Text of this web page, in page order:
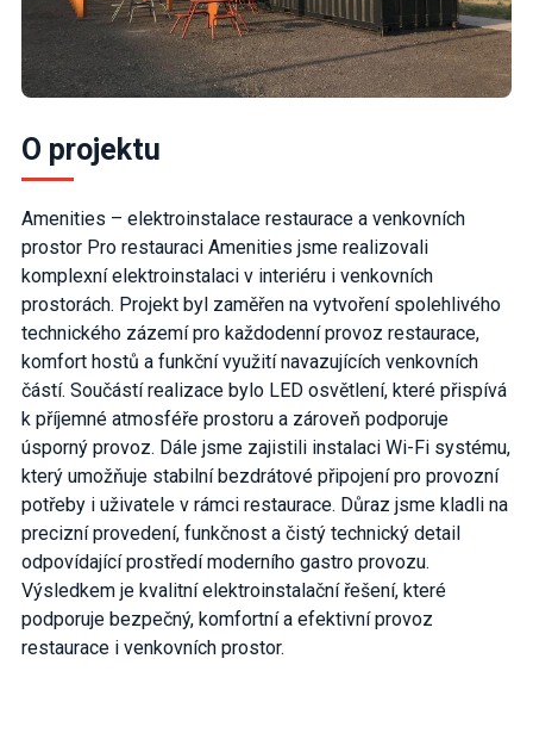
O projektu
Amenities – elektroinstalace restaurace a venkovních
prostor Pro restauraci Amenities jsme realizovali
komplexní elektroinstalaci v interiéru i venkovních
prostorách. Projekt byl zaměřen na vytvoření spolehlivého
technického zázemí pro každodenní provoz restaurace,
komfort hostů a funkční využití navazujících venkovních
částí. Součástí realizace bylo LED osvětlení, které přispívá
k příjemné atmosféře prostoru a zároveň podporuje
úsporný provoz. Dále jsme zajistili instalaci Wi-Fi systému,
který umožňuje stabilní bezdrátové připojení pro provozní
potřeby i uživatele v rámci restaurace. Důraz jsme kladli na
precizní provedení, funkčnost a čistý technický detail
odpovídající prostředí moderního gastro provozu.
Výsledkem je kvalitní elektroinstalační řešení, které
podporuje bezpečný, komfortní a efektivní provoz
restaurace i venkovních prostor.